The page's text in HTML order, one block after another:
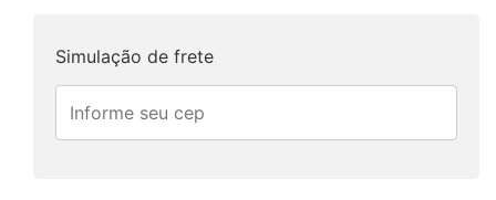
Simulação de frete